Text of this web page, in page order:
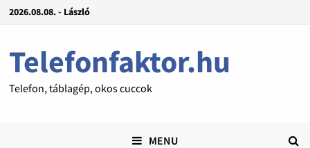
2026.08.08. - László
Telefonfaktor.hu
Telefon, táblagép, okos cuccok
MENU